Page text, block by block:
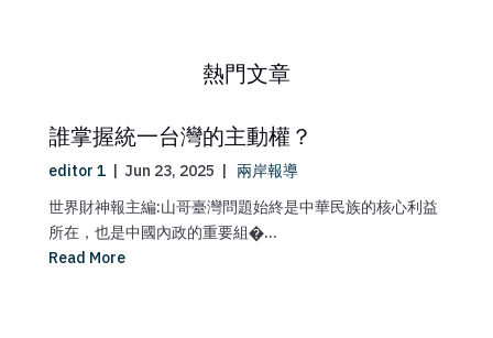
熱門文章
誰掌握統一台灣的主動權？
editor 1 | Jun 23, 2025 | 兩岸報導
世界財神報主編:山哥臺灣問題始終是中華民族的核心利益
所在，也是中國內政的重要組�...
Read More